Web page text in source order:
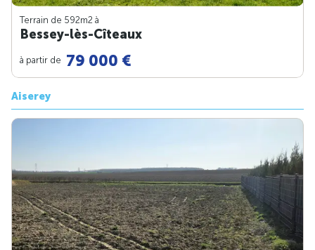
Terrain de 592m2 à
Bessey-lès-Cîteaux
à partir de 79 000 €
Aiserey